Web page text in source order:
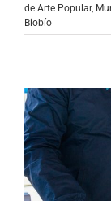
de Arte Popular,
Biobío